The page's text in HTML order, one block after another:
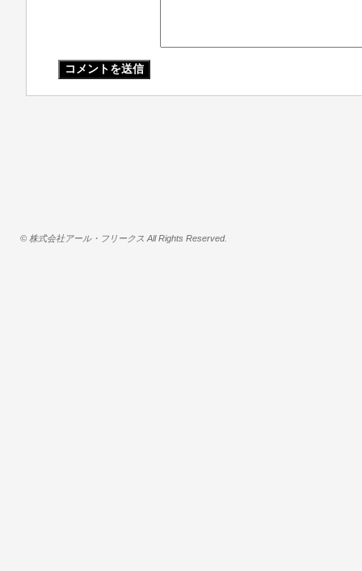
© 株式会社アール・フリークス All Rights Reserved.